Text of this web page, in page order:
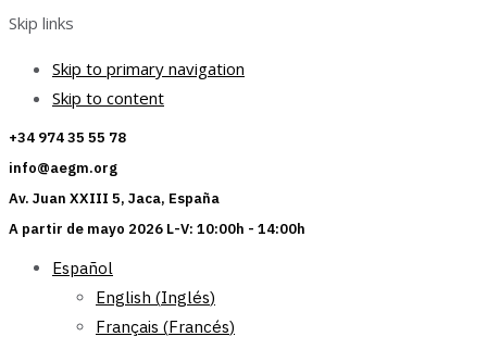
Skip links
Skip to primary navigation
Skip to content
+34 974 35 55 78
info@aegm.org
Av. Juan XXIII 5, Jaca, España
A partir de mayo 2026 L-V: 10:00h - 14:00h
Español
English (Inglés)
Français (Francés)